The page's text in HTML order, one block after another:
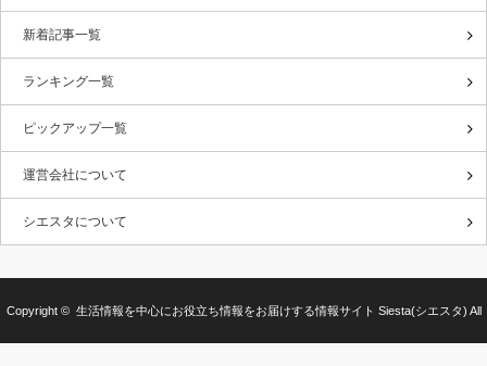
新着記事一覧
ランキング一覧
ピックアップ一覧
運営会社について
シエスタについて
Copyright © 生活情報を中心にお役立ち情報をお届けする情報サイト Siesta(シエスタ) All